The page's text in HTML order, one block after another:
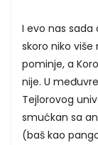
I evo nas sada
skoro niko više
pominje, a
nije. U
Tejlorovog
smućkan sa
(baš kao